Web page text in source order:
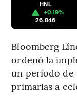
HNL
+0.19%
26.846
Bloomberg
ordenó la
un período de
primarias a